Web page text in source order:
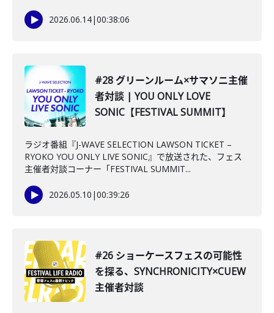
2026.06.14|00:38:06
#28 グリーンルーム×サマソニ主催
者対談 | YOU ONLY LOVE
SONIC【FESTIVAL SUMMIT】
ラジオ番組『J-WAVE SELECTION LAWSON TICKET –
RYOKO YOU ONLY LIVE SONIC』で放送された、フェス
主催者対談コーナー「FESTIVAL SUMMIT...
2026.05.10 |00:39:26
#26 ショーケースフェスの可能性
を探る、SYNCHRONICITY×CUEW
主催者対談